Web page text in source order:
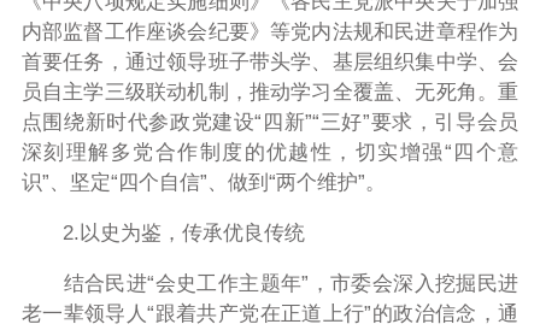
内部监督工作座谈会纪要》等党内法规和民进章程作为
首要任务，通过领导班子带头学、基层组织集中学、会
员自主学三级联动机制，推动学习全覆盖、无死角。重
点围绕新时代参政党建设“四新”“三好”要求，引导会员
深刻理解多党合作制度的优越性，切实增强“四个意
识”、坚定“四个自信”、做到“两个维护”。
2.以史为鉴，传承优良传统
结合民进“会史工作主题年” ，市委会深入挖掘民进
老一辈领导人“跟着共产党在正道上行”的政治信念，通